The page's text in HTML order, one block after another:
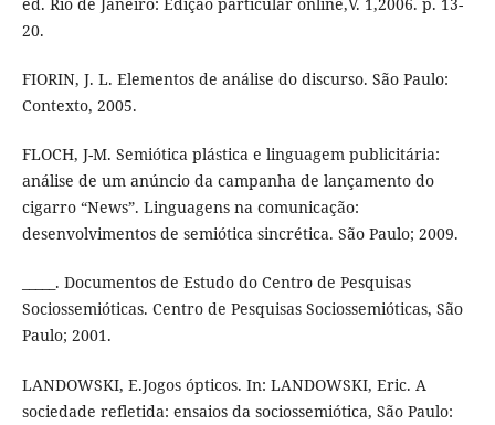
ed. Rio de Janeiro: Edição particular online,V. 1,2006. p. 13-
20.
FIORIN, J. L. Elementos de análise do discurso. São Paulo:
Contexto, 2005.
FLOCH, J-M. Semiótica plástica e linguagem publicitária:
análise de um anúncio da campanha de lançamento do
cigarro “News”. Linguagens na comunicação:
desenvolvimentos de semiótica sincrética. São Paulo; 2009.
_____. Documentos de Estudo do Centro de Pesquisas
Sociossemióticas. Centro de Pesquisas Sociossemióticas, São
Paulo; 2001.
LANDOWSKI, E.Jogos ópticos. In: LANDOWSKI, Eric. A
sociedade refletida: ensaios da sociossemiótica, São Paulo: